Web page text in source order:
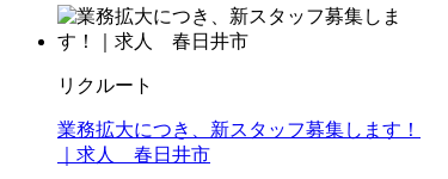
リクルート
業務拡大につき、新スタッフ募集します！
｜求人 春日井市